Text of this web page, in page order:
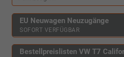
EU Neuwagen Neuzugänge
SOFORT VERFÜGBAR
Bestellpreislisten VW T7